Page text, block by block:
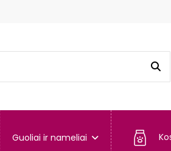
Guoliai ir nameliai